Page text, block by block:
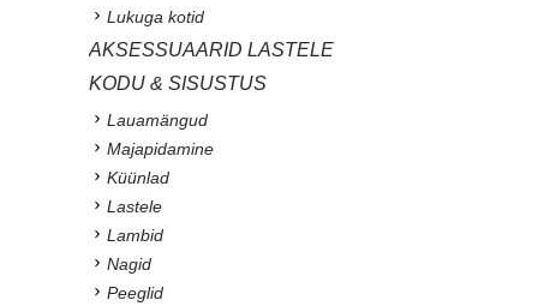
Lukuga kotid
AKSESSUAARID LASTELE
KODU & SISUSTUS
Lauamängud
Majapidamine
Küünlad
Lastele
Lambid
Nagid
Peeglid